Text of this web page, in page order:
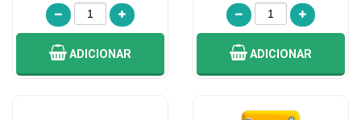
ADICIONAR ADICIONAR